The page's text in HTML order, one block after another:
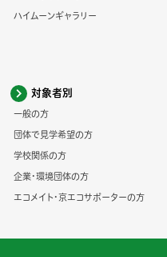
ハイムーンギャラリー
対象者別
一般の方
団体で見学希望の方
学校関係の方
企業・環境団体の方
エコメイト・京エコサポーターの方